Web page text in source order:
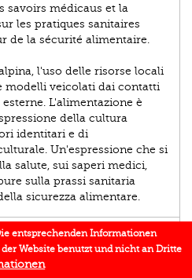
savoirs médicaus et la
les pratiques sanitaires
de la sécurité alimentaire.
l'uso delle risorse locali
modelli veicolati dai contatti
L'alimentazione è
della cultura
identitari e di
Un'espressione che si
salute, sui saperi medici,
sulla prassi sanitaria
sicurezza alimentare.
entsprechenden Informationen
Website benutzt und nicht an Dritte